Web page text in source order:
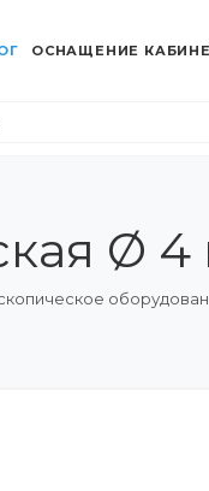
ОСНАЩЕНИЕ
Ø